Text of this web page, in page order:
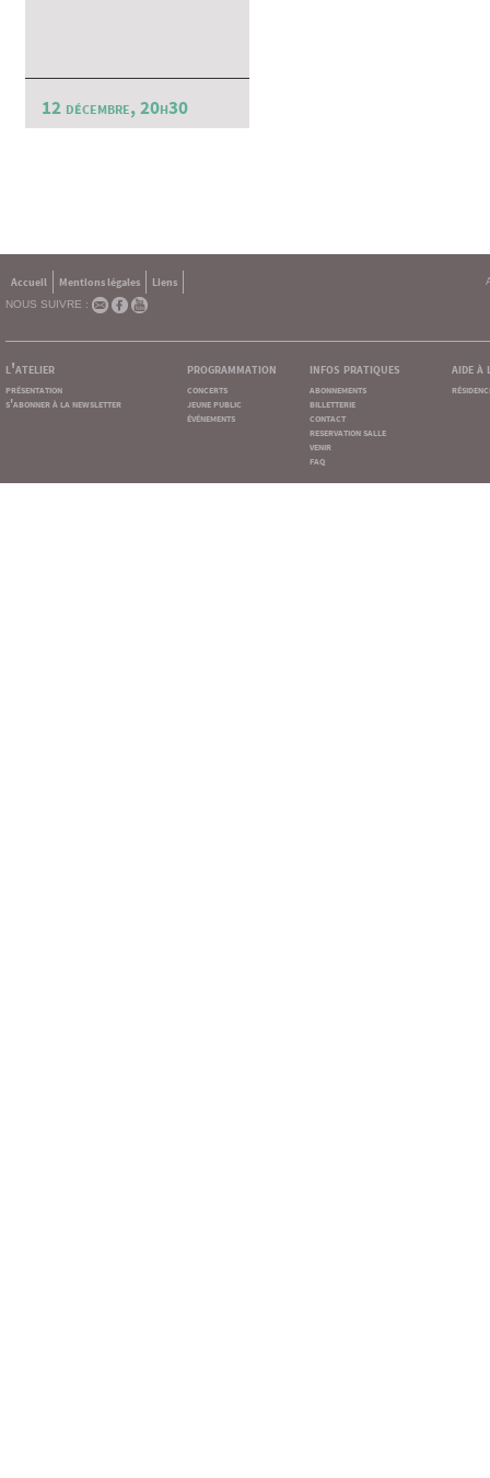
12 décembre, 20h30
Accueil Mentions légales
Liens
NOUS SUIVRE :
l'atelier
présentation
s'abonner à la newsletter
programmation
concerts
jeune public
événements
infos pratiques
abonnements
billetterie
contact
reservation salle
venir
faq
aide